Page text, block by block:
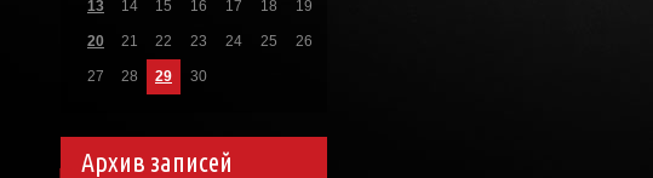
13 14 15 16 17 18 19
20 21 22 23 24 25 26
27 28 29 30
Архив записей